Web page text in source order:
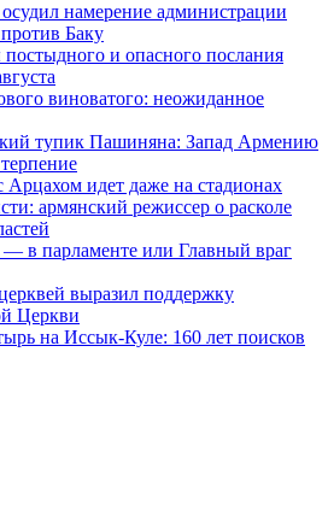
намерение администрации
Баку
и опасного послания
виноватого: неожиданное
тупик Пашиняна: Запад Армению
идет даже на стадионах
армянский режиссер о расколе
в парламенте или Главный враг
выразил поддержку
Церкви
на Иссык-Куле: 160 лет поисков